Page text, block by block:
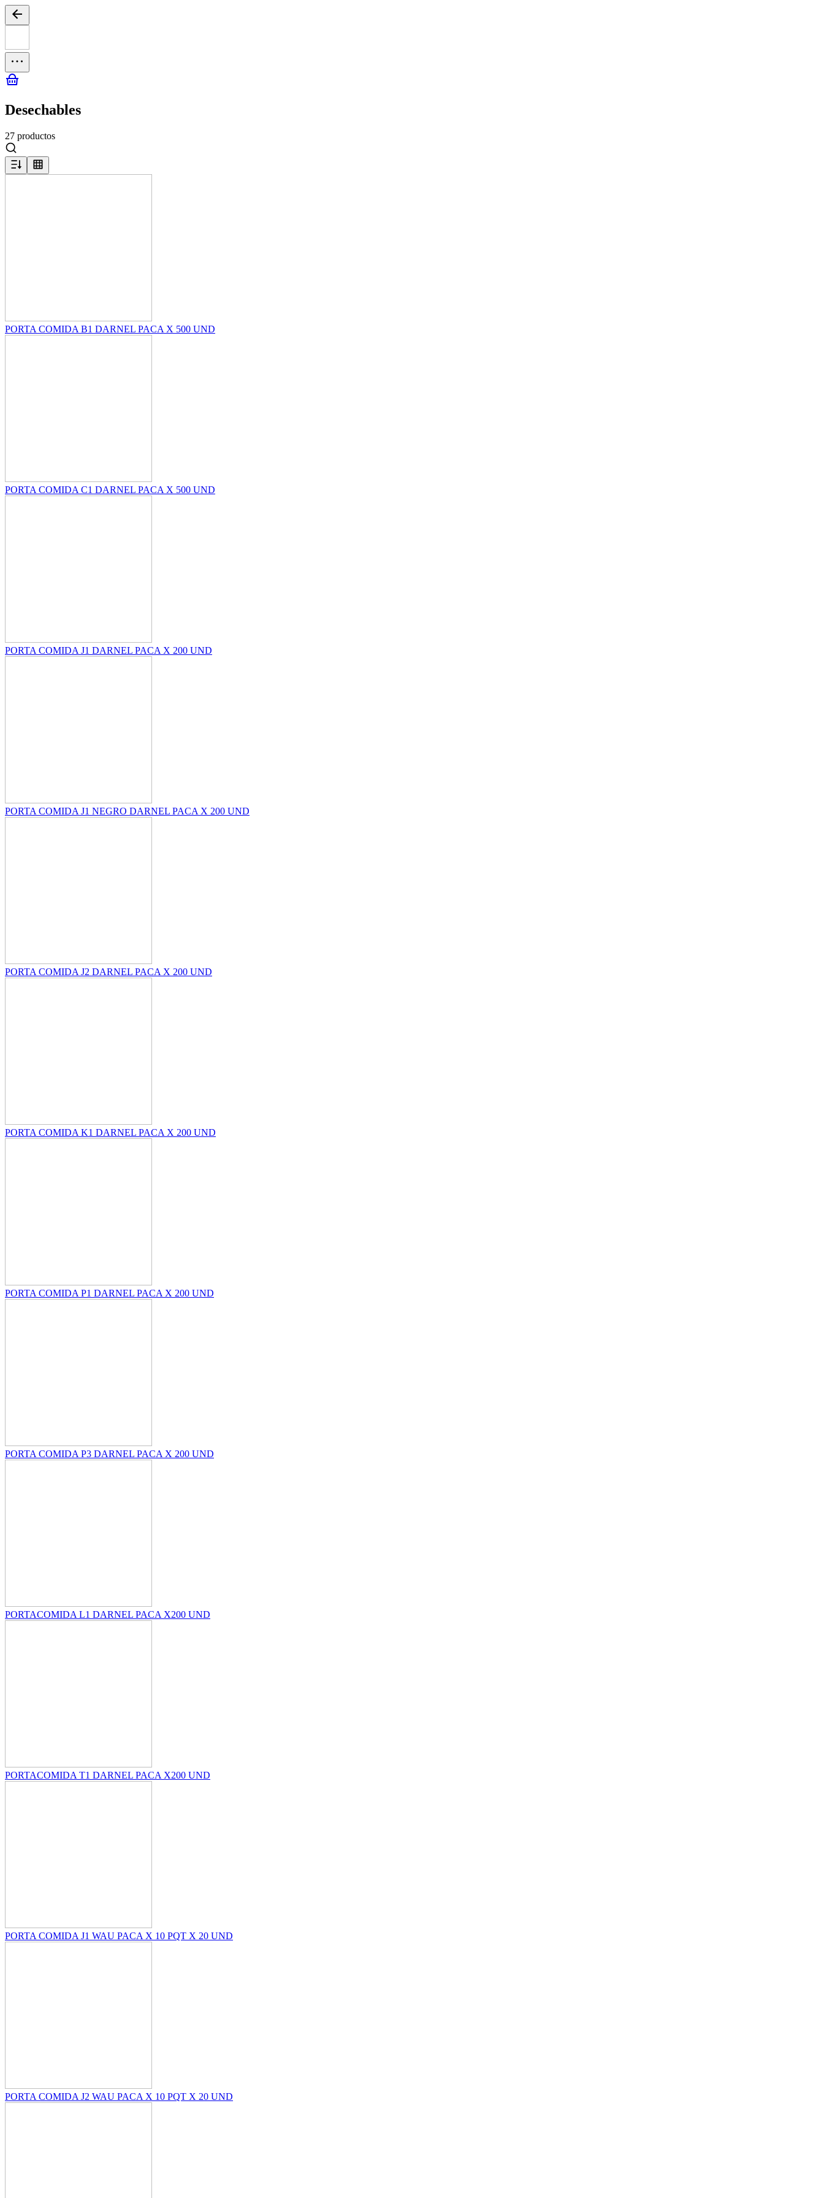
Desechables
27 productos
PORTA COMIDA B1 DARNEL PACA X 500 UND
PORTA COMIDA C1 DARNEL PACA X 500 UND
PORTA COMIDA J1 DARNEL PACA X 200 UND
PORTA COMIDA J1 NEGRO DARNEL PACA X 200 UND
PORTA COMIDA J2 DARNEL PACA X 200 UND
PORTA COMIDA K1 DARNEL PACA X 200 UND
PORTA COMIDA P1 DARNEL PACA X 200 UND
PORTA COMIDA P3 DARNEL PACA X 200 UND
PORTACOMIDA L1 DARNEL PACA X200 UND
PORTACOMIDA T1 DARNEL PACA X200 UND
PORTA COMIDA J1 WAU PACA X 10 PQT X 20 UND
PORTA COMIDA J2 WAU PACA X 10 PQT X 20 UND